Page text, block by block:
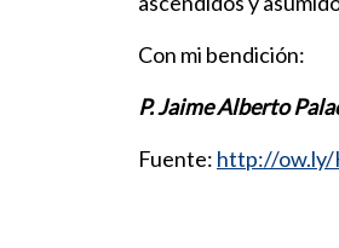
Con mi bendición:
P. Jaime Alberto
Fuente: http://ow.ly/